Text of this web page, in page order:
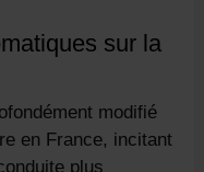
sur la
modifié
en France, incitant
plus